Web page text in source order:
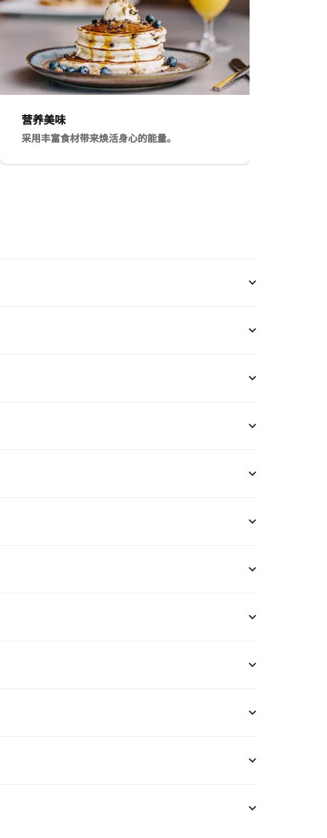
营养美味
采用丰富食材带来焕活身心的能量。